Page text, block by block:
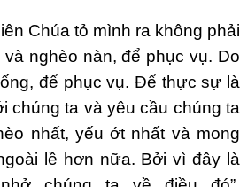
Chúa tỏ mình ra không phải
nghèo nàn, để phục vụ. Do
để phục vụ. Để thực sự là
chúng ta và yêu cầu chúng ta
nhất, yếu ớt nhất và mong
lề hơn nữa. Bởi vì đây là